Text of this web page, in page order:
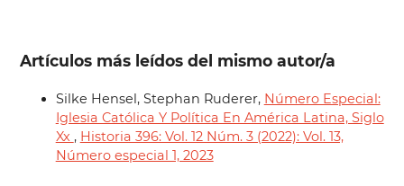
Artículos más leídos del mismo autor/a
Silke Hensel, Stephan Ruderer, Número Especial:
Iglesia Católica Y Política En América Latina, Siglo
Xx , Historia 396: Vol. 12 Núm. 3 (2022): Vol. 13,
Número especial 1, 2023